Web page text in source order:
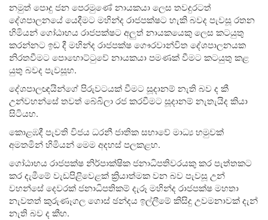
නමුත් පොදු ජන පෙරමුණේ නායකයා ලෙස තවදුරටත්
දේශපාලනයේ යෙදීමට මහින්ද රාජපක්ෂට හැකි බවද පැවසූ රතන
හිමියන් ගෝඨාභය රාජපක්ෂට අලුත් නායකයෙකු ලෙස කටයුතු
කරන්නට ඉඩ දී මහින්ද රාජපක්ෂ ගෞරවාන්විත දේශපාලනයක
නිරතවීමට පොහොට්ටුවේ නායකයා පමණක් වීමට කටයුතු කළ
යුතු බවද පැවසූහ.
දේශපාලඥයින්ගේ පිරුවටයක් වීමට සූදානම් නැති බව ද කී
උන්වහන්සේ තවත් බේබිලා රජ කරවීමට සූදානම් නැතැයිද කියා
සිටියහ.
කොළඹදී පැවති විජය ධරනී ජාතික සභාවේ මාධ්‍ය හමුවක්
අමතමින් හිමියන් මෙම අදහස් පලකළහ.
ගෝඨාභය රාජපක්ෂ නිර්පාක්ෂික ජනාධිපතිවරයකු කර පැත්තකට
කර දැමීමේ වැඩපිළිවෙළක් ක්‍රියාත්මක වන බව පැවසූ උන්
වහන්සේ දෙවරක් ජනාධිපතිකම් දැරූ මහින්ද රාජපක්ෂ මහතා
නැවතත් කුරුණෑගල ගොස් ඡන්දය ඉල්ලීමේ කිසිදු උවමනාවක් දැන්
නැති බව ද කීහ.